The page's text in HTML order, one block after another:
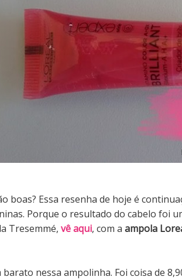
boas? Essa resenha de hoje é
Porque o resultado do cabelo foi
Tresemmé, vê aqui, com a ampola
barato nessa ampolinha. Foi coisa de